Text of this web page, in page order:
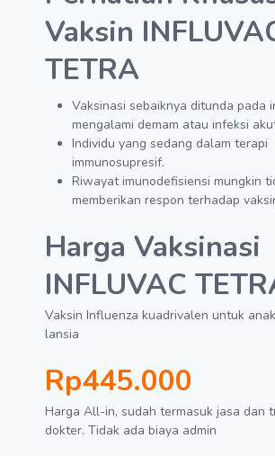
Vaksin
TETRA
Vaksinasi sebaiknya ditunda pada
mengalami demam atau infeksi
Individu yang sedang dalam terapi
immunosupresif.
Riwayat imunodefisiensi mungkin
memberikan respon terhadap
Harga Vaksinasi
INFLUVAC
Vaksin Influenza kuadrivalen untuk
lansia
Rp445.000
Harga All-in, sudah termasuk jasa dan
dokter. Tidak ada biaya admin